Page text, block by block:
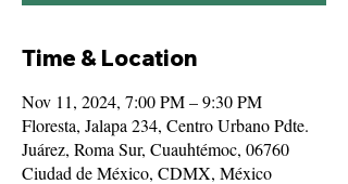
Time & Location
Nov 11, 2024, 7:00 PM – 9:30 PM
Floresta, Jalapa 234, Centro Urbano Pdte.
Juárez, Roma Sur, Cuauhtémoc, 06760
Ciudad de México, CDMX, México